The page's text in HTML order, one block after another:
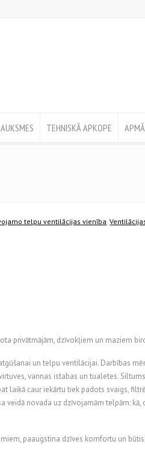
TEHNISKĀ APKOPE
telpu ventilācijas vienība,
privātmājām, dzīvokļiem un maziem
un telpu ventilācijai. Darbības
vannas istabas un tualetes.
laikā caur iekārtu tiek padots svaigs,
novada uz dzīvojamām telpām: kā,
paaugstina dzīves komfortu un